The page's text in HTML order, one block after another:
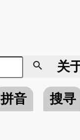
search 关
拼音 搜寻